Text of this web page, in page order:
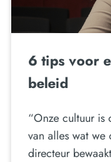
6 tips voor
beleid
“Onze cultuur is
van alles wat we
directeur